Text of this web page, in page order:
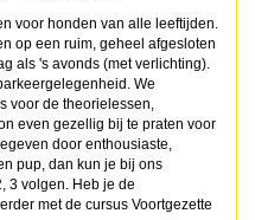
voor honden van alle leeftijden.
op een ruim, geheel afgesloten
als 's avonds (met verlichting).
We
voor de theorielessen,
even gezellig bij te praten voor
door enthousiaste,
pup, dan kun je bij ons
3 volgen. Heb je de
met de cursus Voortgezette